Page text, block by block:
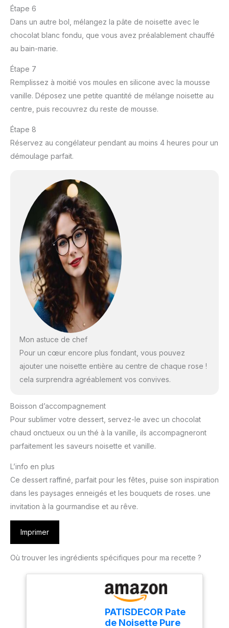
Étape 6
Dans un autre bol, mélangez la pâte de noisette avec le
chocolat blanc fondu, que vous avez préalablement chauffé
au bain-marie.
Étape 7
Remplissez à moitié vos moules en silicone avec la mousse
vanille. Déposez une petite quantité de mélange noisette au
centre, puis recouvrez du reste de mousse.
Étape 8
Réservez au congélateur pendant au moins 4 heures pour un
démoulage parfait.
Mon astuce de chef
Pour un cœur encore plus fondant, vous pouvez
ajouter une noisette entière au centre de chaque rose !
cela surprendra agréablement vos convives.
Boisson d’accompagnement
Pour sublimer votre dessert, servez-le avec un chocolat
chaud onctueux ou un thé à la vanille, ils accompagneront
parfaitement les saveurs noisette et vanille.
L’info en plus
Ce dessert raffiné, parfait pour les fêtes, puise son inspiration
dans les paysages enneigés et les bouquets de roses. une
invitation à la gourmandise et au rêve.
Imprimer
Où trouver les ingrédients spécifiques pour ma recette ?
PATISDECOR Pate
de Noisette Pure